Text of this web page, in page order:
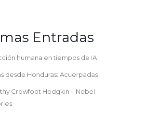
Entradas
humana en tiempos de IA
desde Honduras: Acuerpadas
Crowfoot Hodgkin – Nobel